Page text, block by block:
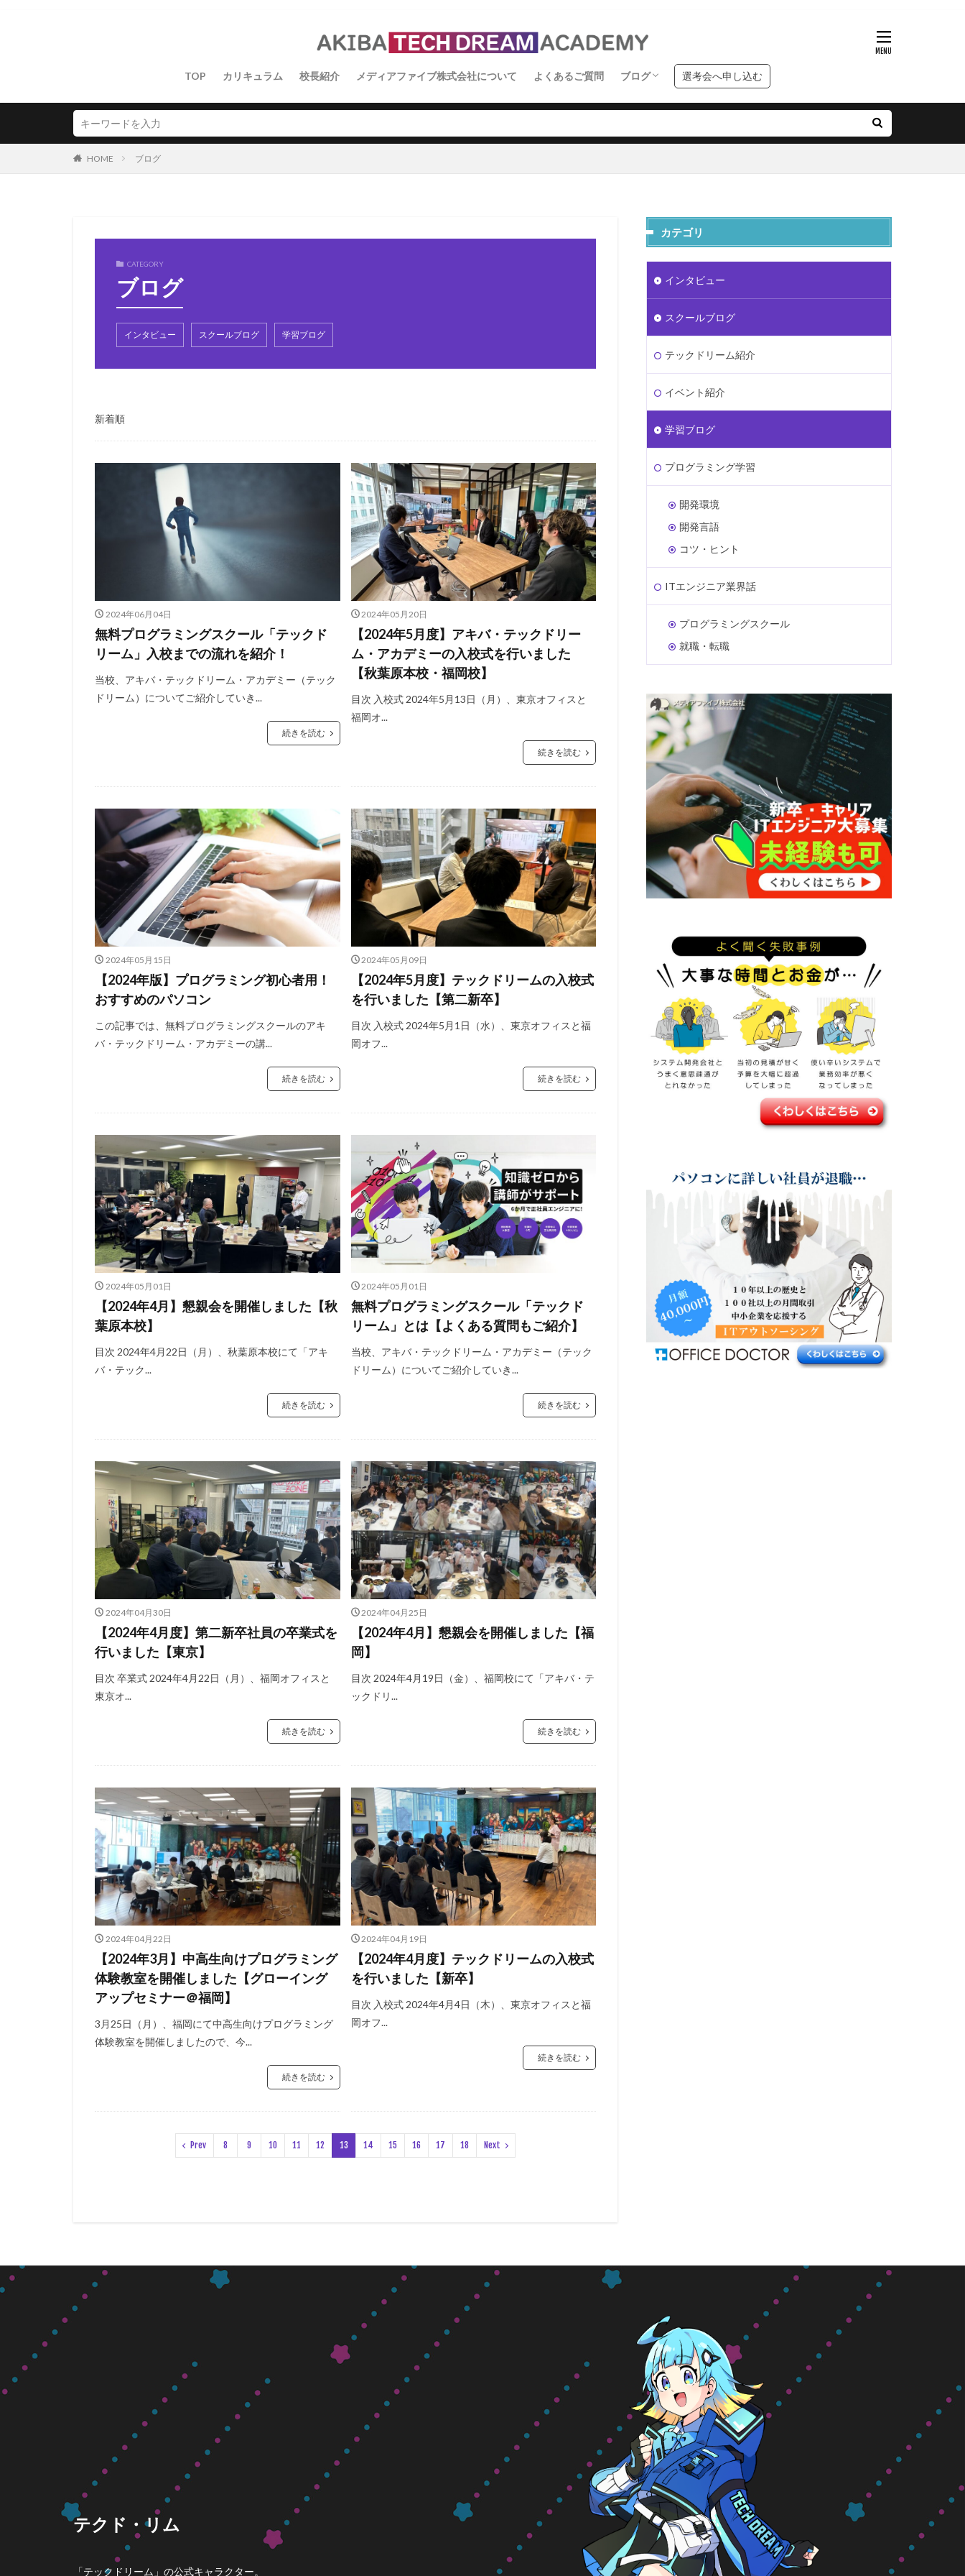
TOP カリキュラム 校長紹介 メディアファイブ株式会社について よくあるご質問 ブログ
インタビュー
スクールブログ
学習ブログ
選考会へ申し込む
HOME ブログ
CATEGORY
ブログ
インタビュー スクールブログ 学習ブログ
新着順
2024年06月04日
無料プログラミングスクール「テックド
リーム」入校までの流れを紹介！
当校、アキバ・テックドリーム・アカデミー（テック
ドリーム）についてご紹介していき...
続きを読む
2024年05月20日
【2024年5月度】アキバ・テックドリー
ム・アカデミーの入校式を行いました
【秋葉原本校・福岡校】
目次 入校式 2024年5月13日（月）、東京オフィスと
福岡オ...
続きを読む
2024年05月15日
【2024年版】プログラミング初心者用！
おすすめのパソコン
この記事では、無料プログラミングスクールのアキ
バ・テックドリーム・アカデミーの講...
続きを読む
2024年05月09日
【2024年5月度】テックドリームの入校式
を行いました【第二新卒】
目次 入校式 2024年5月1日（水）、東京オフィスと福
岡オフ...
続きを読む
2024年05月01日
【2024年4月】懇親会を開催しました【秋
葉原本校】
目次 2024年4月22日（月）、秋葉原本校にて「アキ
バ・テック...
続きを読む
2024年05月01日
無料プログラミングスクール「テックド
リーム」とは【よくある質問もご紹介】
当校、アキバ・テックドリーム・アカデミー（テック
ドリーム）についてご紹介していき...
続きを読む
2024年04月30日
【2024年4月度】第二新卒社員の卒業式を
行いました【東京】
目次 卒業式 2024年4月22日（月）、福岡オフィスと
東京オ...
続きを読む
2024年04月25日
【2024年4月】懇親会を開催しました【福
岡】
目次 2024年4月19日（金）、福岡校にて「アキバ・テ
ックドリ...
続きを読む
2024年04月22日
【2024年3月】中高生向けプログラミング
体験教室を開催しました【グローイング
アップセミナー＠福岡】
3月25日（月）、福岡にて中高生向けプログラミング
体験教室を開催しましたので、今...
続きを読む
2024年04月19日
【2024年4月度】テックドリームの入校式
を行いました【新卒】
目次 入校式 2024年4月4日（木）、東京オフィスと福
岡オフ...
続きを読む
Prev 8 9 10 11 12 13 14 15 16 17 18 Next
カテゴリ
インタビュー
スクールブログ
テックドリーム紹介
イベント紹介
学習ブログ
プログラミング学習
開発環境
開発言語
コツ・ヒント
ITエンジニア業界話
プログラミングスクール
就職・転職
テクド・リム
「テックドリーム」の公式キャラクター。